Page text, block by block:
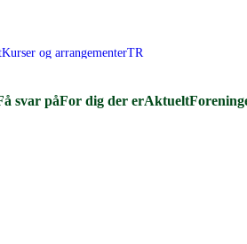
Kurser og arrangementerTR
svar påFor dig der erAktuelt